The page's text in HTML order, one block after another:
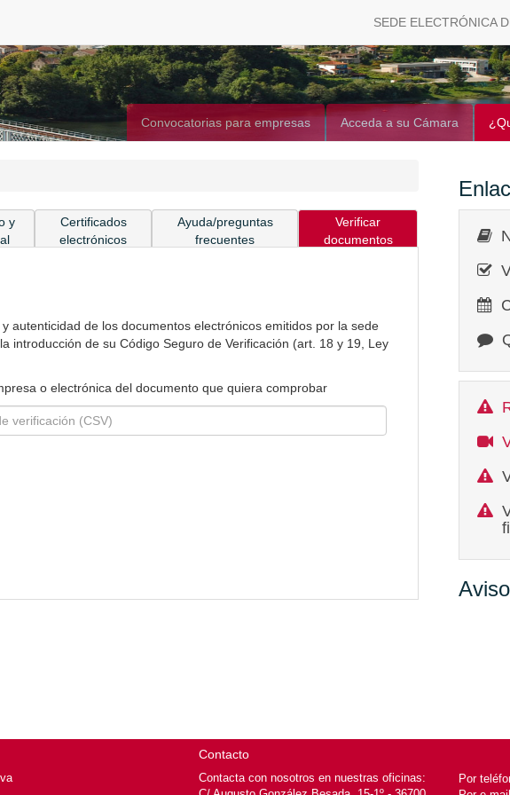
SEDE ELECTRÓNICA
Convocatorias para empresas Acceda a su Cámara
y
Certificados
electrónicos
Ayuda/preguntas
frecuentes
Verificar
documentos
autenticidad de los documentos electrónicos emitidos por la sede
introducción de su Código Seguro de Verificación (art. 18 y 19, Ley
o electrónica del documento que quiera comprobar
Contacto
Contacta con nosotros en nuestras oficinas:
Por